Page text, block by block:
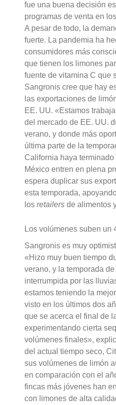
fue una buena decisión
programas de venta en
A pesar de todo, la
fuerte. La pandemia ha
consumidores más
que tienen los limones
fuente de vitamina C que
Sangronis cree que hay
las exportaciones de
EE. UU. «Estamos
del mercado de EE. UU.
verano, y donde más
última parte de la
California haya
México entren en plena
espera duplicar sus
esta temporada,
losretailers de alimentos
Los volúmenes suben un
Sangronis es muy
«Hizo muy buen tiempo
verano, y la temporada
interrumpida por las
estamos teniendo la
visto en los últimos dos
que se acerca el final de
experimentando cierta
volúmenes finales»,
del actual tiempo seco,
sus volúmenes de limón
en comparación con el
fincas más jóvenes han
con limones de alta